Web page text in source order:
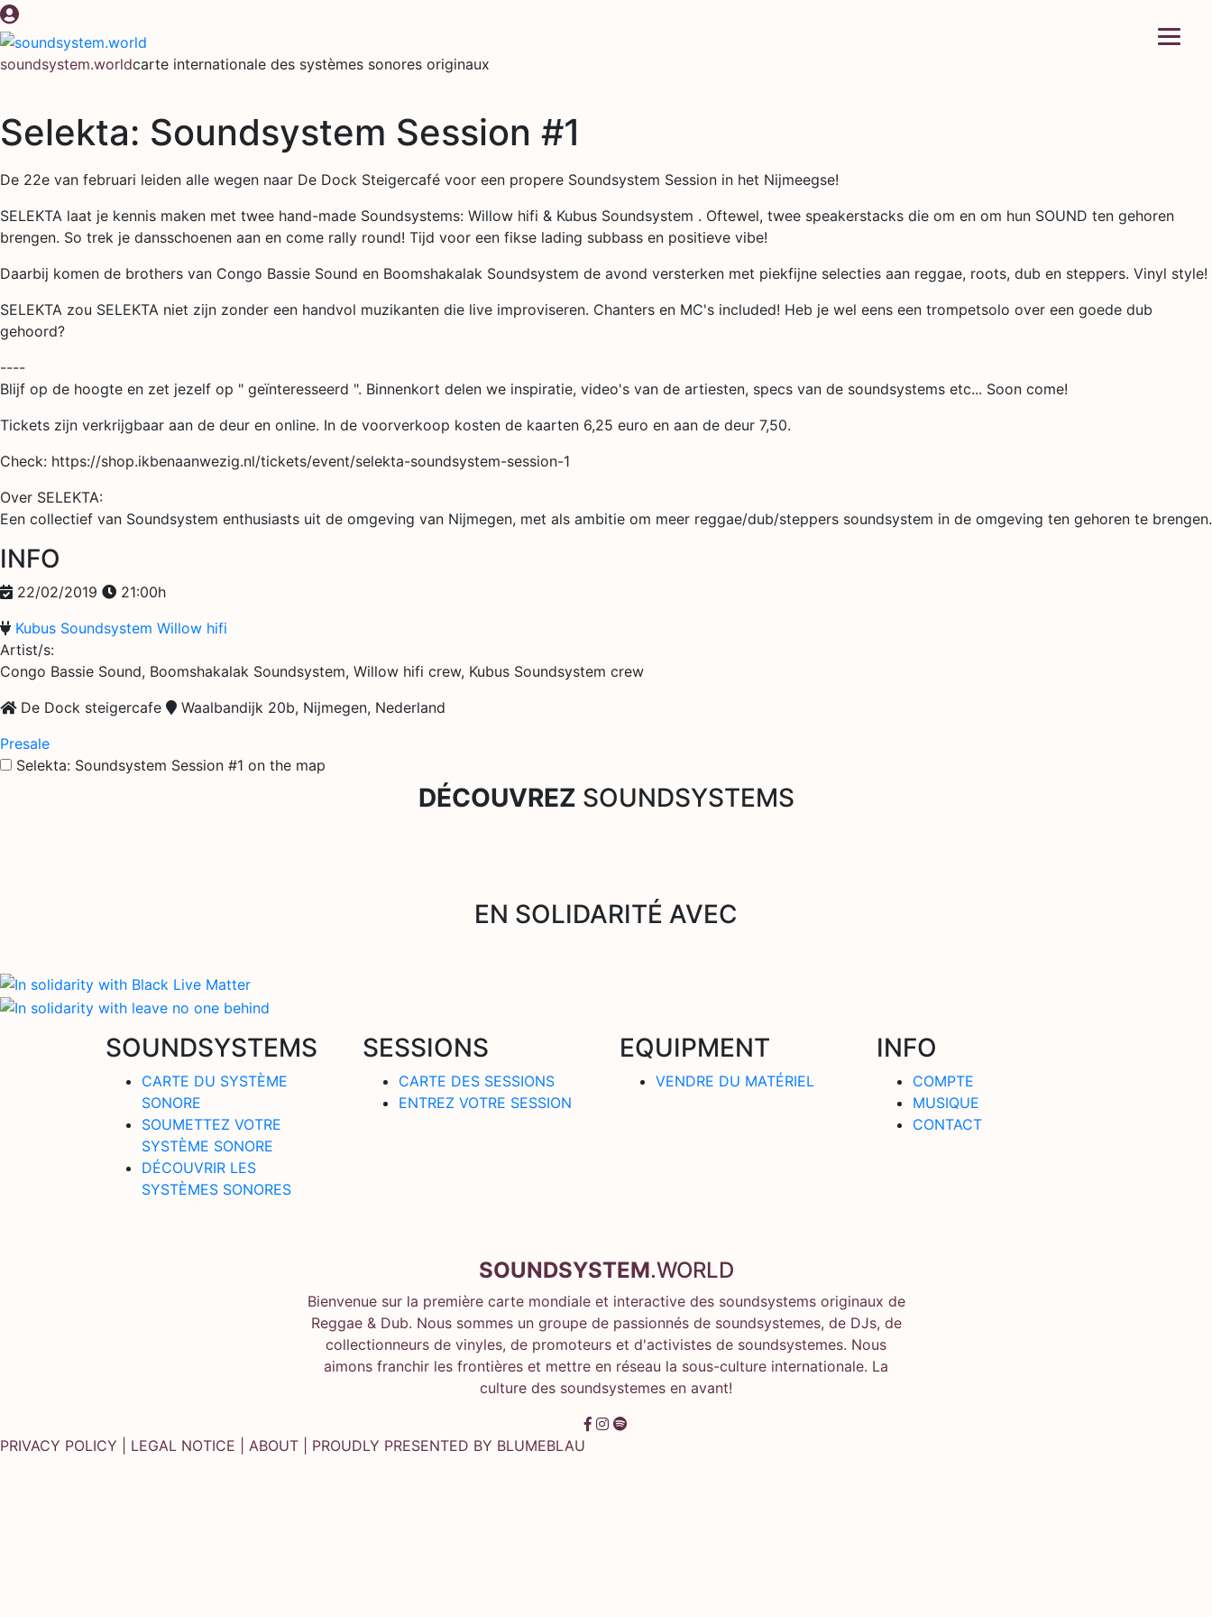
Aller
au
contenu
soundsystem.worldcarte internationale des systèmes sonores originaux
Selekta: Soundsystem Session #1
De 22e van februari leiden alle wegen naar De Dock Steigercafé voor een propere Soundsystem Session in het Nijmeegse!
SELEKTA laat je kennis maken met twee hand-made Soundsystems: Willow hifi & Kubus Soundsystem . Oftewel, twee speakerstacks die om en om hun SOUND ten gehoren
brengen. So trek je dansschoenen aan en come rally round! Tijd voor een fikse lading subbass en positieve vibe!
Daarbij komen de brothers van Congo Bassie Sound en Boomshakalak Soundsystem de avond versterken met piekfijne selecties aan reggae, roots, dub en steppers. Vinyl style!
SELEKTA zou SELEKTA niet zijn zonder een handvol muzikanten die live improviseren. Chanters en MC's included! Heb je wel eens een trompetsolo over een goede dub
gehoord?
----
Blijf op de hoogte en zet jezelf op " geïnteresseerd ". Binnenkort delen we inspiratie, video's van de artiesten, specs van de soundsystems etc... Soon come!
Tickets zijn verkrijgbaar aan de deur en online. In de voorverkoop kosten de kaarten 6,25 euro en aan de deur 7,50.
Check: https://shop.ikbenaanwezig.nl/tickets/event/selekta-soundsystem-session-1
Over SELEKTA:
Een collectief van Soundsystem enthusiasts uit de omgeving van Nijmegen, met als ambitie om meer reggae/dub/steppers soundsystem in de omgeving ten gehoren te brengen.
INFO
22/02/2019
21:00h
Kubus Soundsystem Willow hifi
Artist/s:
Congo Bassie Sound, Boomshakalak Soundsystem, Willow hifi crew, Kubus Soundsystem crew
De Dock steigercafe
Waalbandijk 20b, Nijmegen, Nederland
Presale
Selekta: Soundsystem Session #1 on the map
DÉCOUVREZ SOUNDSYSTEMS
EN SOLIDARITÉ AVEC
SOUNDSYSTEMS
CARTE DU SYSTÈME
SONORE
SOUMETTEZ VOTRE
SYSTÈME SONORE
DÉCOUVRIR LES
SYSTÈMES SONORES
SESSIONS
CARTE DES SESSIONS
ENTREZ VOTRE SESSION
EQUIPMENT
VENDRE DU MATÉRIEL
INFO
COMPTE
MUSIQUE
CONTACT
SOUNDSYSTEM.WORLD
Bienvenue sur la première carte mondiale et interactive des soundsystems originaux de
Reggae & Dub. Nous sommes un groupe de passionnés de soundsystemes, de DJs, de
collectionneurs de vinyles, de promoteurs et d'activistes de soundsystemes. Nous
aimons franchir les frontières et mettre en réseau la sous-culture internationale. La
culture des soundsystemes en avant!
PRIVACY POLICY LEGAL NOTICE ABOUT | PROUDLY PRESENTED BY BLUMEBLAU